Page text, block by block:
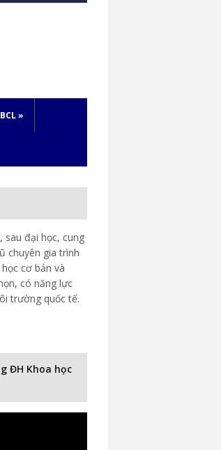
»
sau đại học, cung
chuyên gia trình
cơ bản và
có năng lực
trường quốc tế.
ĐH Khoa học